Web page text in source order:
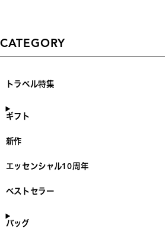
CATEGORY
トラベル特集
ギフト
新作
エッセンシャル10周年
ベストセラー
バッグ